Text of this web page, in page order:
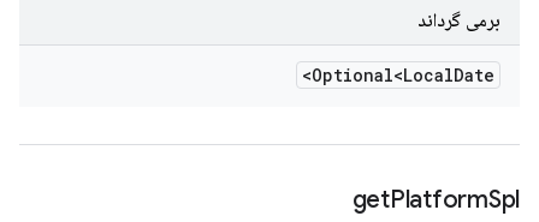
برمی گرداند
Optional<LocalDate>
getPlatformSpl